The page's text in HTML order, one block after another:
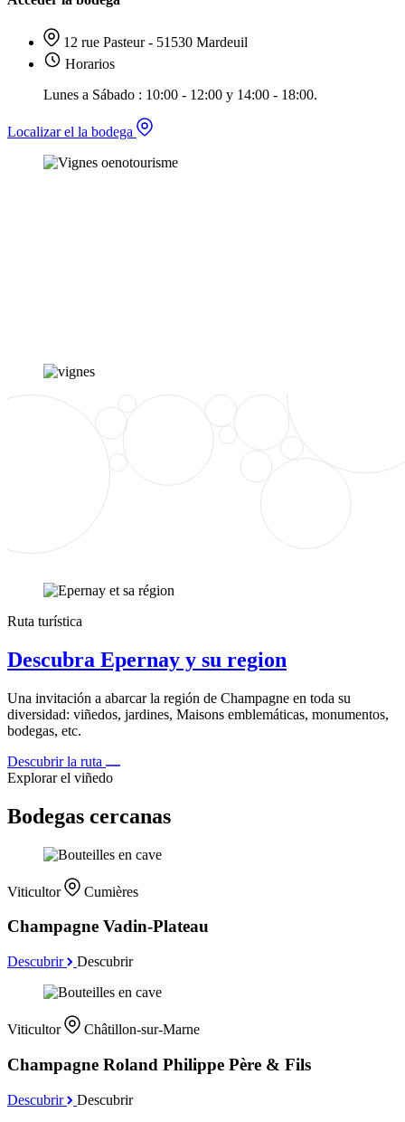
12 rue Pasteur - 51530 Mardeuil
Horarios
Lunes a Sábado : 10:00 - 12:00 y 14:00 - 18:00.
Localizar el la bodega
Ruta turística
Descubra Epernay y su region
Una invitación a abarcar la región de Champagne en toda su
diversidad: viñedos, jardines, Maisons emblemáticas, monumentos,
bodegas, etc.
Descubrir la ruta
Explorar el viñedo
Bodegas cercanas
Viticultor Cumières
Champagne Vadin-Plateau
Descubrir Descubrir
Viticultor Châtillon-sur-Marne
Champagne Roland Philippe Père & Fils
Descubrir Descubrir